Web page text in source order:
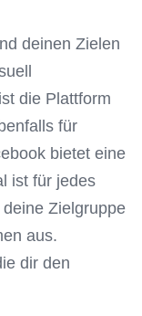
deinen Zielen
die Plattform
für
bietet eine
ist für jedes
Zielgruppe
aus.
dir den